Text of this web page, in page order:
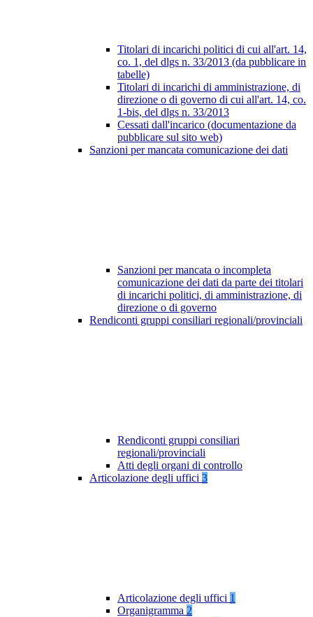
Titolari di incarichi politici di cui all'art. 14,
co. 1, del dlgs n. 33/2013 (da pubblicare in
tabelle)
Titolari di incarichi di amministrazione, di
direzione o di governo di cui all'art. 14, co.
1-bis, del dlgs n. 33/2013
Cessati dall'incarico (documentazione da
pubblicare sul sito web)
Sanzioni per mancata comunicazione dei dati
Sanzioni per mancata o incompleta
comunicazione dei dati da parte dei titolari
di incarichi politici, di amministrazione, di
direzione o di governo
Rendiconti gruppi consiliari regionali/provinciali
Rendiconti gruppi consiliari
regionali/provinciali
Atti degli organi di controllo
Articolazione degli uffici 3
Articolazione degli uffici 1
Organigramma 2